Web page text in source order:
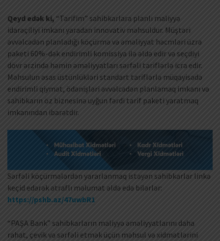
Qeyd edək ki, “Tarifim” sahibkarlara planlı maliyyə
idarəçiliyi imkanı yaradan innovativ məhsuldur. Müştəri
əvvəlcədən planladığı köçürmə və əməliyyat həcmləri üzrə
paketi 60%-dək endirimli komissiya ilə əldə edir və seçdiyi
dövr ərzində həmin əməliyyatları sərfəli tariflərlə icra edir.
Məhsulun əsas üstünlükləri standart tariflərlə müqayisədə
endirimli qiymət, ödənişləri əvvəlcədən planlamaq imkanı və
sahibkarın öz biznesinə uyğun fərdi tarif paketi yaratmaq
imkanından ibarətdir.
Sərfəli köçürmələrdən yararlanmaq istəyən sahibkarlar linkə
keçid edərək ətraflı məlumat əldə edə bilərlər:
https://pshb.az/47uwbR1
“PAŞA Bank” sahibkarların maliyyə əməliyyatlarını daha
rahat, çevik və sərfəli etmək üçün məhsul və xidmətlərini